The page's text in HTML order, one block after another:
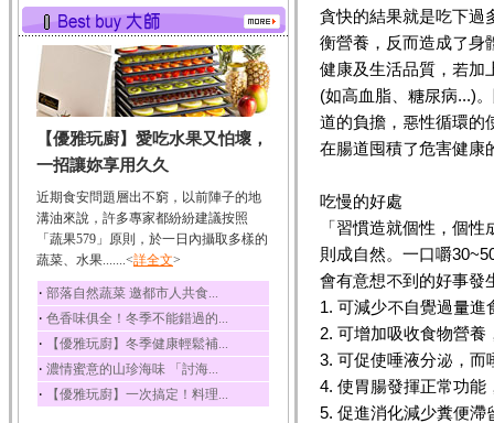
有蛋白質、脂肪、磷...
鮪魚
鮪魚肚肉中的不飽和脂
肪酸內富含EPA和DH...
韭菜
韭菜所含的膳食纖維能
幫助消化與通便；揮...
冬瓜
冬瓜營養價值高，鈉含
量極低是水腫病人的...
豆豉
豆豉裡頭含有營養的蛋
白質、脂肪、鈣、磷...
榛果
榛果裡所含的營養素有
蛋白質、脂肪、醣類...
迷迭香
【優雅玩廚】愛吃水果又怕壞，
一招讓妳享用久久
近期食安問題層出不窮，以前陣子的地
溝油來說，許多專家都紛紛建議按照
「蔬果579」原則，於一日內攝取多樣的
蔬菜、水果.......<詳全文>
‧ 部落自然蔬菜 邀都市人共食...
‧ 色香味俱全！冬季不能錯過的...
‧ 【優雅玩廚】冬季健康輕鬆補...
‧ 濃情蜜意的山珍海味 「討海...
‧ 【優雅玩廚】一次搞定！料理...
貪快的結果就是吃下過
衡營養，反而造成了身
健康及生活品質，若加
(如高血脂、糖尿病...)
道的負擔，惡性循環的
在腸道囤積了危害健康
吃慢的好處
「習慣造就個性，個
則成自然。一口嚼
會有意想不到的好事發
1. 可減少不自覺過量進
2. 可增加吸收食物營
3. 可促使唾液分泌，而
4. 使胃腸發揮正常功能
5. 促進消化減少糞便滯